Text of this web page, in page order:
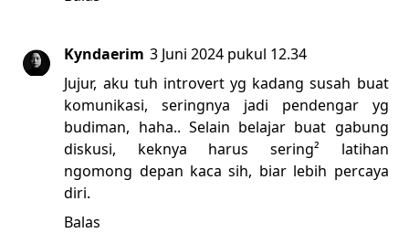
Kyndaerim 3 Juni 2024 pukul 12.34
Jujur, aku tuh introvert yg kadang susah buat
komunikasi, seringnya jadi pendengar yg
budiman, haha.. Selain belajar buat gabung
diskusi, keknya harus sering² latihan
ngomong depan kaca sih, biar lebih percaya
diri.
Balas